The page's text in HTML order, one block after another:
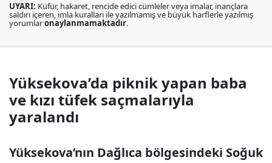
UYARI: Küfür, hakaret, rencide edici cümleler veya imalar, inançlara
saldırı içeren, imla kuralları ile yazılmamış ve büyük harflerle yazılmış
yorumlaronaylanmamaktadır.
Yüksekova’da piknik yapan baba
ve kızı tüfek saçmalarıyla
yaralandı
Yüksekova’nın Dağlıca bölgesindeki Soğuk